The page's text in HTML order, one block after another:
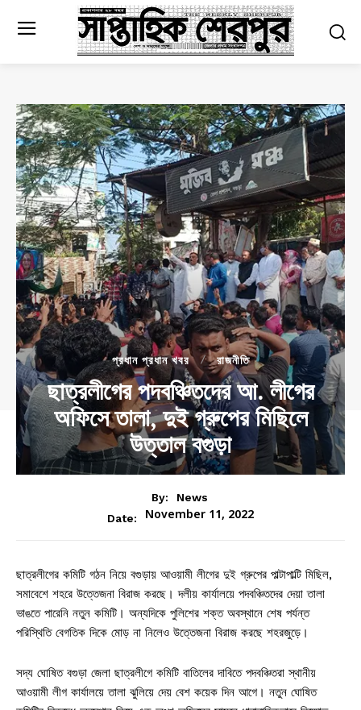
প্রধান প্রধান খবর রাজনীতি
ছাত্রলীগের পদবঞ্চিতদের আ. লীগের
অফিসে তালা, দুই গ্রুপের মিছিলে
উত্তাল বগুড়া
By:
News
Date:
November 11, 2022
ছাত্রলীগের কমিটি গঠন নিয়ে বগুড়ায় আওয়ামী লীগের দুই গ্রুপের পাল্টাপাল্টি মিছিল,
সমাবেশে শহরে উত্তেজনা বিরাজ করছে। দলীয় কার্যালয়ে পদবঞ্চিতদের দেয়া তালা
ভাঙতে পারেনি নতুন কমিটি। অন্যদিকে পুলিশের শক্ত অবস্থানে শেষ পর্যন্ত
পরিস্থিতি বেগতিক দিকে মোড় না নিলেও উত্তেজনা বিরাজ করছে শহরজুড়ে।
সদ্য ঘোষিত বগুড়া জেলা ছাত্রলীগে কমিটি বাতিলের দাবিতে পদবঞ্চিতরা স্থানীয়
আওয়ামী লীগ কার্যালয়ে তালা ঝুলিয়ে দেয় বেশ কয়েক দিন আগে। নতুন ঘোষিত